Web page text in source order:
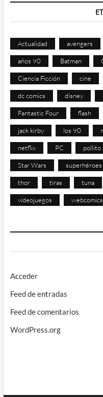
Actualidad avengers
años 90 Batman
Ciencia Ficción cine
dc comics disney
Fantastic Four flash
jack kirby los 90
netflix PC pollito
Star Wars superhéroes
thor tiras tuna
videojuegos webcomics
Acceder
Feed de entradas
Feed de comentarios
WordPress.org